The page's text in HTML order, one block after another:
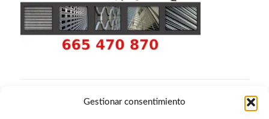
Gestionar consentimiento